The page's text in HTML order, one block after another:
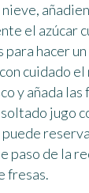
el azúcar
para hacer
cuidado el
y añada las
jugo
paso de la
fresas.